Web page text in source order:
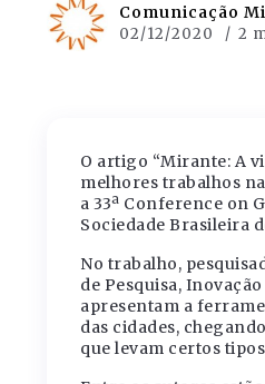
Comunicação
02/12/2020 2
O artigo “Mirante: A
melhores trabalhos
a 33ª Conference on
Sociedade Brasileira
No trabalho,
de Pesquisa,
apresentam a
das cidades,
que levam certos